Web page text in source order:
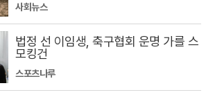
사회뉴스
법정 선 이임생, 축구협회 운명 가를 스
모킹건
스포츠나루